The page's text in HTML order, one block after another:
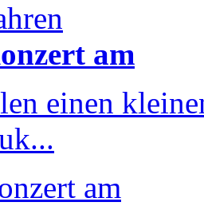
am
einen
am